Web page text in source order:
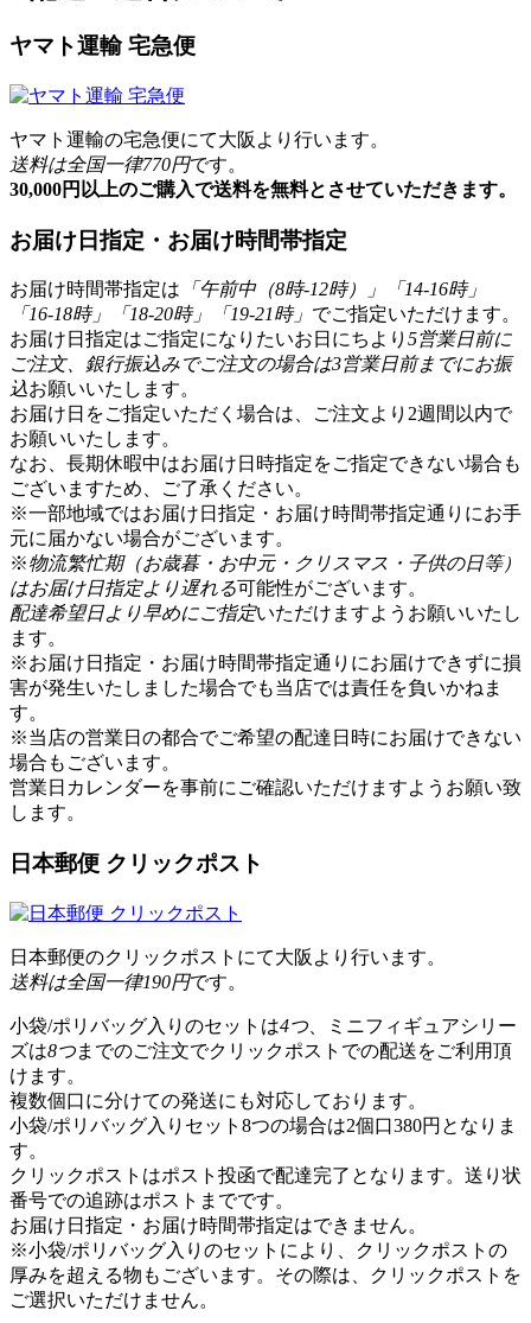
ヤマト運輸 宅急便
ヤマト運輸の宅急便にて大阪より行います。
送料は全国一律770円です。
30,000円以上のご購入で送料を無料とさせていただきます。
お届け日指定・お届け時間帯指定
お届け時間帯指定は 「午前中（8時-12時）」「14-16時」
「16-18時」「18-20時」「19-21時」 でご指定いただけます。
お届け日指定はご指定になりたいお日にちより 5営業日前に
ご注文、銀行振込みでご注文の場合は3営業日前までにお振
込お願いいたします。
お届け日をご指定いただく場合は、ご注文より2週間以内で
お願いいたします。
なお、長期休暇中はお届け日時指定をご指定できない場合も
ございますため、ご了承ください。
※一部地域ではお届け日指定・お届け時間帯指定通りにお手
元に届かない場合がございます。
※物流繁忙期（お歳暮・お中元・クリスマス・子供の日等）
はお届け日指定より遅れる可能性がございます。
配達希望日より早めにご指定いただけますようお願いいたし
ます。
※お届け日指定・お届け時間帯指定通りにお届けできずに損
害が発生いたしました場合でも当店では責任を負いかねま
す。
※当店の営業日の都合でご希望の配達日時にお届けできない
場合もございます。
営業日カレンダーを事前にご確認いただけますようお願い致
します。
日本郵便 クリックポスト
日本郵便のクリックポストにて大阪より行います。
送料は全国一律190円です。
小袋/ポリバッグ入りのセットは4つ 、ミニフィギュアシリー
ズは8つまでのご注文でクリックポストでの配送をご利用頂
けます。
複数個口に分けての発送にも対応しております。
小袋/ポリバッグ入りセット8つの場合は2個口380円となりま
す。
クリックポストはポスト投函で配達完了となります。送り状
番号での追跡はポストまでです。
お届け日指定・お届け時間帯指定はできません。
※小袋/ポリバッグ入りのセットにより、クリックポストの
厚みを超える物もございます。その際は、クリックポストを
ご選択いただけません。